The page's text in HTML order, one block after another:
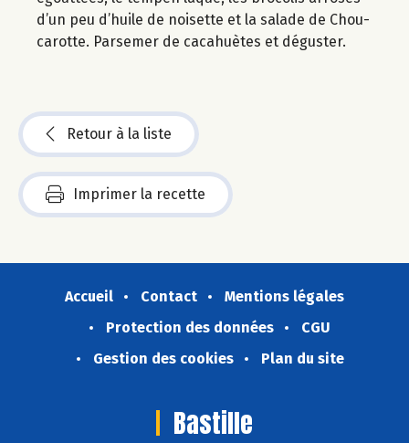
d’un peu d’huile de noisette et la salade de Chou-
carotte. Parsemer de cacahuètes et déguster.
Retour à la liste
Imprimer la recette
Accueil Contact
Mentions légales
Protection des données
CGU
Gestion des cookies
Plan du site
Bastille